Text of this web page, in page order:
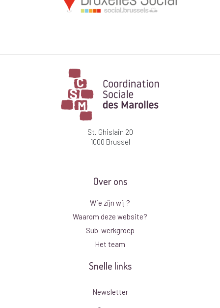
St. Ghislain 20
1000 Brussel
Over ons
Wie zijn wij ?
Waarom deze website?
Sub-werkgroep
Het team
Snelle links
Newsletter